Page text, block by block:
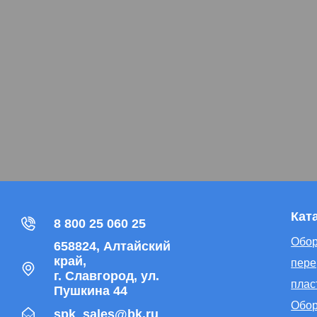
8 800 25 060 25
658824, Алтайский
край,
г. Славгород, ул.
Пушкина 44
spk_sales@bk.ru